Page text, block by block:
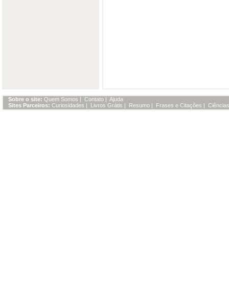
Sobre o site: Quem Somos | Contato | Ajuda
Sites Parceiros: Curiosidades | Livros Grátis | Resumo | Frases e Citações |